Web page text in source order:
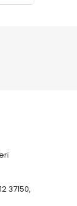
37150,